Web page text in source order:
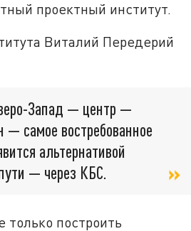
проектный институт.
Виталий Передерий
Запад — центр —
— самое востребованное
альтернативой
— через КБС.
только построить